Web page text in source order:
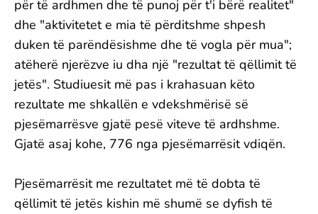
për të ardhmen dhe të punoj për t'i bërë realitet"
dhe "aktivitetet e mia të përditshme shpesh
duken të parëndësishme dhe të vogla për mua";
atëherë njerëzve iu dha një "rezultat të qëllimit të
jetës". Studiuesit më pas i krahasuan këto
rezultate me shkallën e vdekshmërisë së
pjesëmarrësve gjatë pesë viteve të ardhshme.
Gjatë asaj kohe, 776 nga pjesëmarrësit vdiqën.
Pjesëmarrësit me rezultatet më të dobta të
qëllimit të jetës kishin më shumë se dyfish të